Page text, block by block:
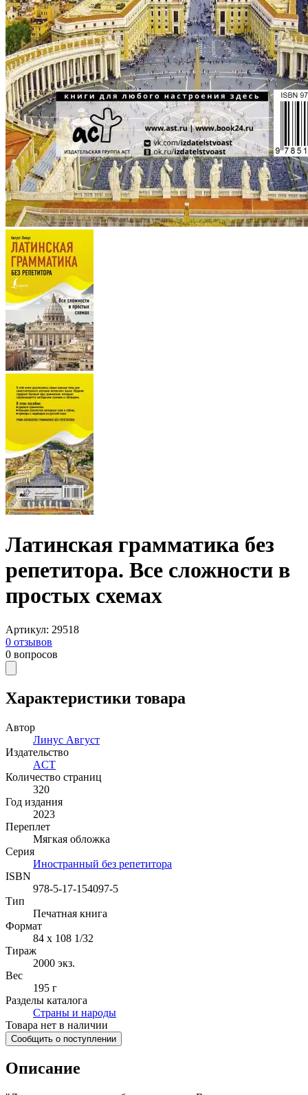
Латинская грамматика без
репетитора. Все сложности в
простых схемах
Артикул: 29518
0 отзывов
0 вопросов
Характеристики товара
Автор
Линус Август
Издательство
ACT
Количество страниц
320
Год издания
2023
Переплет
Мягкая обложка
Серия
Иностранный без репетитора
ISBN
978-5-17-154097-5
Тип
Печатная книга
Формат
84 x 108 1/32
Тираж
2000 экз.
Вес
195 г
Разделы каталога
Страны и народы
Товара нет в наличии
Сообщить о поступлении
Описание